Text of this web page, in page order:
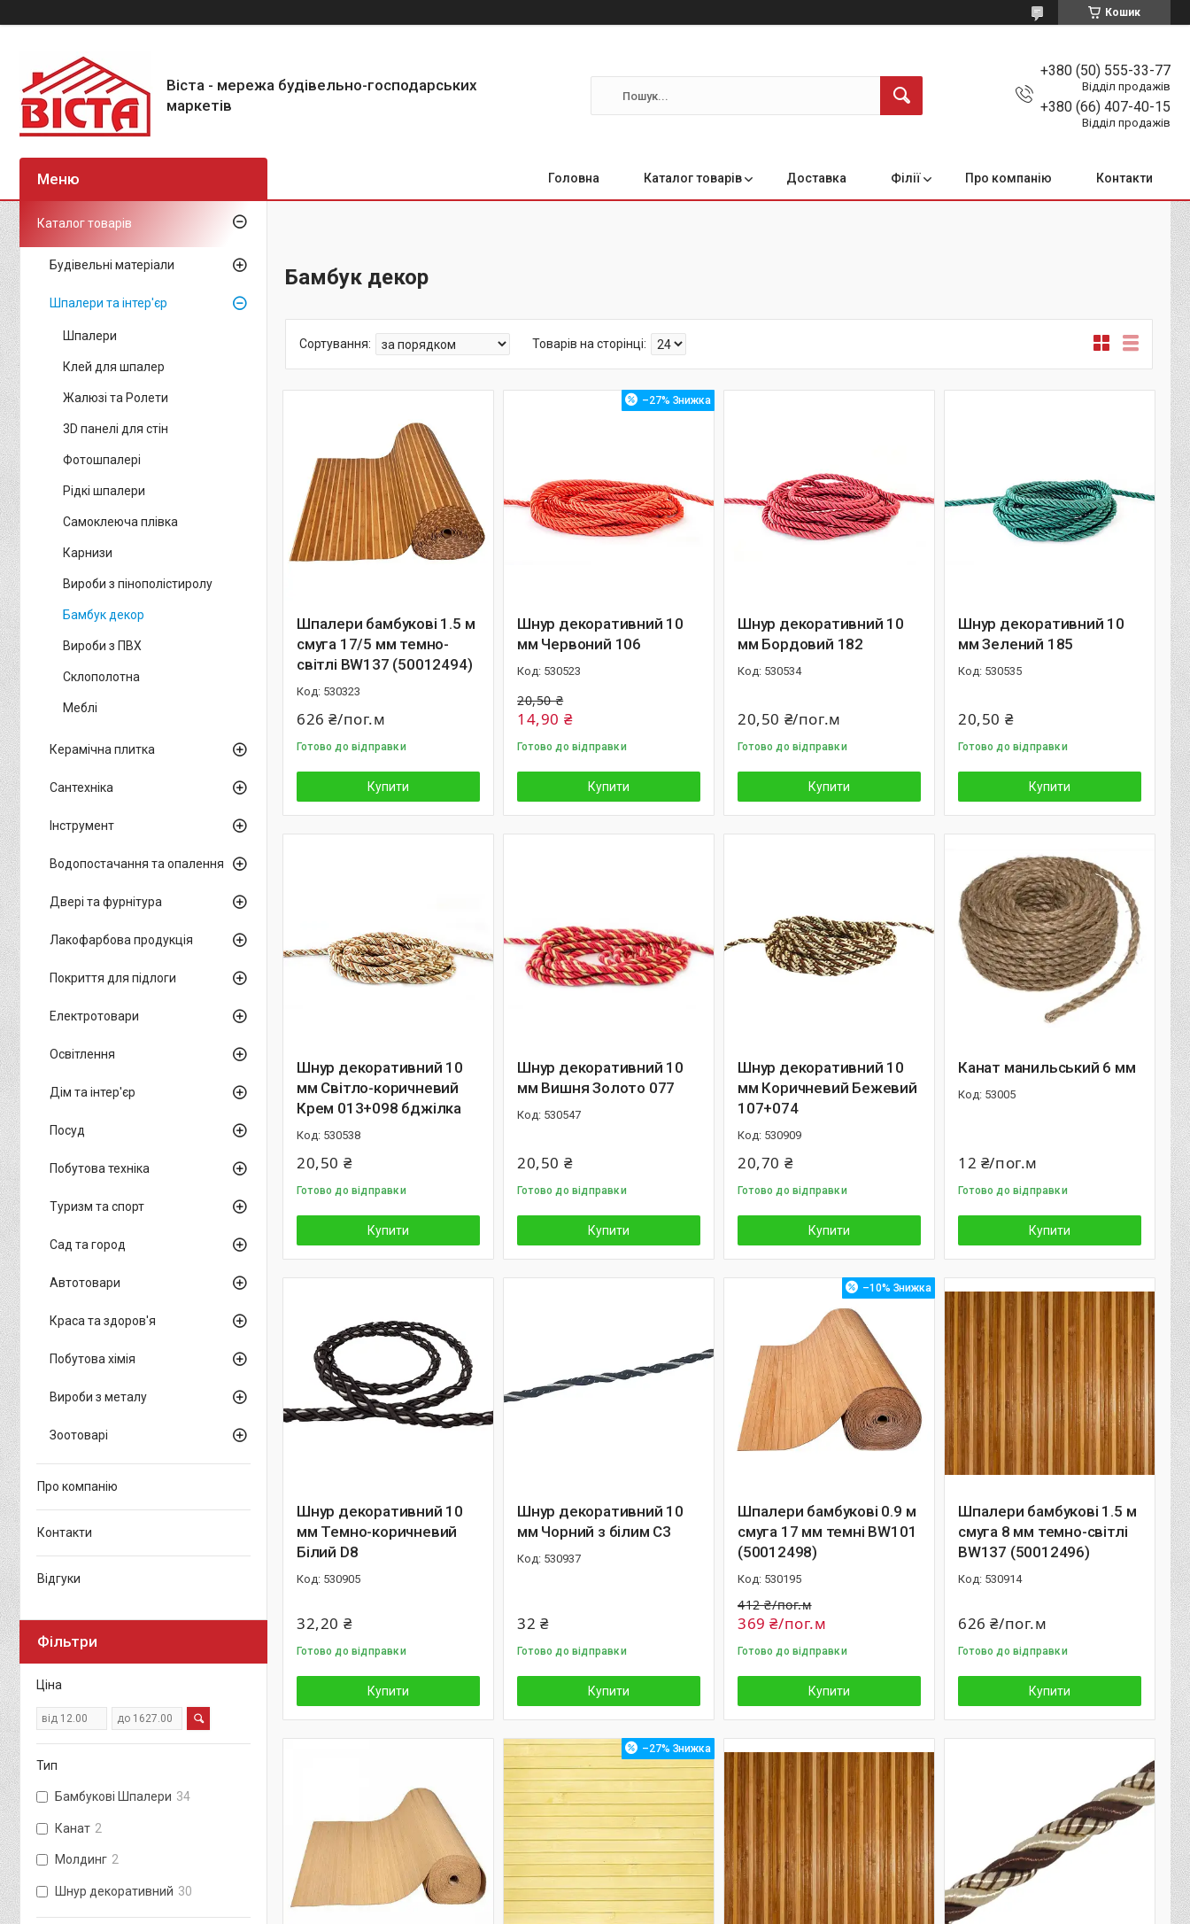
Кошик
Віста - мережа будівельно-господарських
маркетів
+380 (50) 555-33-77
Відділ продажів
+380 (66) 407-40-15
Відділ продажів
Головна Каталог товарів Доставка Філії Про компанію Контакти
Бамбук декор
Шпалери бамбукові 1.5 м
смуга 17/5 мм темно-
світлі BW137 (50012494)
530323
626 ₴/пог.м
Готово до відправки
Купити
–27%
Шнур декоративний 10
мм Червоний 106
530523
20,50 ₴
14,90 ₴
Готово до відправки
Купити
Шнур декоративний 10
мм Бордовий 182
530534
20,50 ₴/пог.м
Готово до відправки
Купити
Шнур декоративний 10
мм Зелений 185
530535
20,50 ₴
Готово до відправки
Купити
Шнур декоративний 10
мм Світло-коричневий
Крем 013+098 бджілка
530538
20,50 ₴
Готово до відправки
Купити
Шнур декоративний 10
мм Вишня Золото 077
530547
20,50 ₴
Готово до відправки
Купити
Шнур декоративний 10
мм Коричневий Бежевий
107+074
530909
20,70 ₴
Готово до відправки
Купити
Канат манильський 6 мм
53005
12 ₴/пог.м
Готово до відправки
Купити
Шнур декоративний 10
мм Темно-коричневий
Білий D8
530905
32,20 ₴
Готово до відправки
Купити
Шнур декоративний 10
мм Чорний з білим С3
530937
32 ₴
Готово до відправки
Купити
–10%
Шпалери бамбукові 0.9 м
смуга 17 мм темні BW101
(50012498)
530195
412 ₴/пог.м
369 ₴/пог.м
Готово до відправки
Купити
Шпалери бамбукові 1.5 м
смуга 8 мм темно-світлі
BW137 (50012496)
530914
626 ₴/пог.м
Готово до відправки
Купити
–27%
Каталог товарів
Будівельні матеріали
Шпалери та інтер'єр
Шпалери
Клей для шпалер
Жалюзі та Ролети
3D панелі для стін
Фотошпалері
Рідкі шпалери
Самоклеюча плівка
Карнизи
Вироби з пінополістиролу
Бамбук декор
Вироби з ПВХ
Склополотна
Меблі
Керамічна плитка
Сантехніка
Інструмент
Водопостачання та опалення
Двері та фурнітура
Лакофарбова продукція
Покриття для підлоги
Електротовари
Освітлення
Дім та інтер'єр
Посуд
Побутова техніка
Туризм та спорт
Сад та город
Автотовари
Краса та здоров'я
Побутова хімія
Вироби з металу
Зоотоварі
Про компанію
Контакти
Відгуки
Фільтри
Ціна
Тип
Бамбукові Шпалери 34
Канат 2
Молдинг 2
Шнур декоративний 30